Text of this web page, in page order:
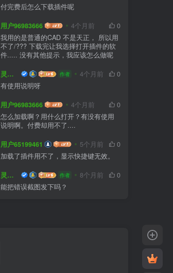
付完费后怎么下载插件呢
用户96983666 4个月前
0
我用的是普通的CAD 不是天正， 所以用
不了/??? 下载完让我选择打开插件的软
件..... 没有其他提示，我应该怎么做呢
灵感屋 作者 4个月前
0
有使用说明呀
用户96983666 4个月前
0
怎么加载啊？用什么打开？有没有使用
说明啊。付费却用不了....
用户65199461 5个月前
0
加载了插件用不了，显示快捷键无效。
灵感屋 作者 8个月前
0
能把错误截图发下吗？